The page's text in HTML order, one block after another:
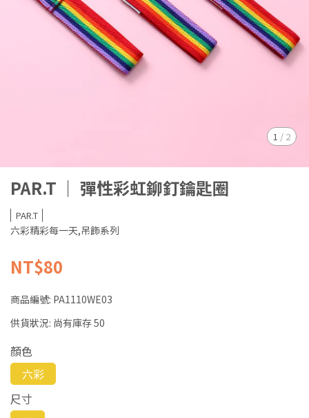
1 / 2
PAR.T ｜ 彈性彩虹鉚釘鑰匙圈
PAR.T
六彩精彩每一天,吊飾系列
NT$80
商品編號: PA1110WE03
供貨狀況: 尚有庫存 50
顏色
六彩
尺寸